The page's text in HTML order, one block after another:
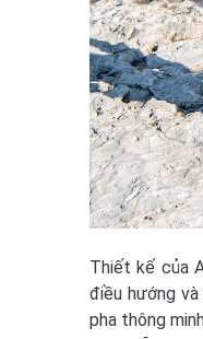
Thiết kế của
điều hướng
pha thông